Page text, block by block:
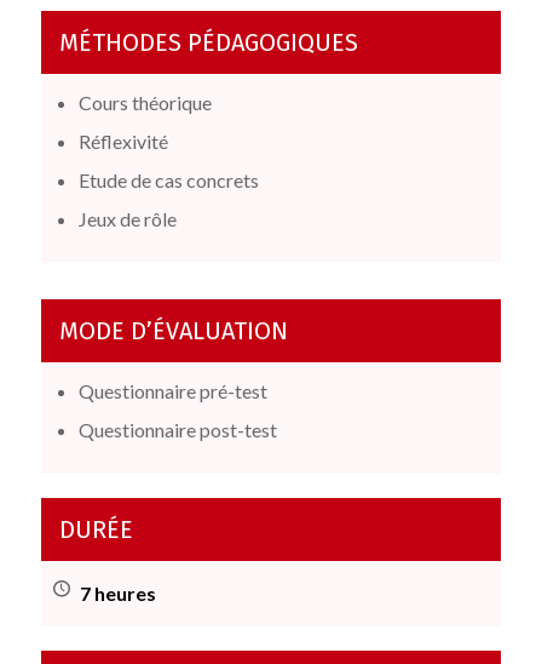
MÉTHODES PÉDAGOGIQUES
Cours théorique
Réflexivité
Etude de cas concrets
Jeux de rôle
MODE D’ÉVALUATION
Questionnaire pré-test
Questionnaire post-test
DURÉE
7 heures